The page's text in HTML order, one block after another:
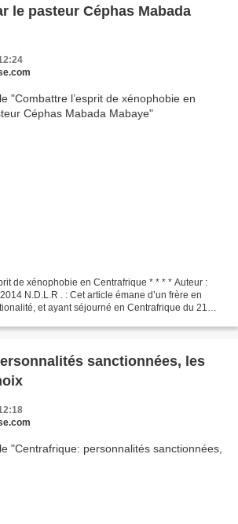
le pasteur Céphas Mabada
de xénophobie en Centrafrique * * * * Auteur :
N.D.L.R . : Cet article émane d’un frère en
et ayant séjourné en Centrafrique du 21
sanctionnées, les